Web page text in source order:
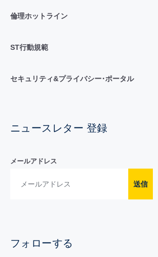
倫理ホットライン
ST行動規範
セキュリティ&プライバシー･ポータル
ニュースレター 登録
メールアドレス
送信
フォローする